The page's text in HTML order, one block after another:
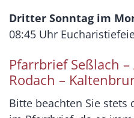
Dritter Sonntag im
08:45 Uhr
Pfarrbrief Seßlach
Rodach –
Bitte beachten Sie